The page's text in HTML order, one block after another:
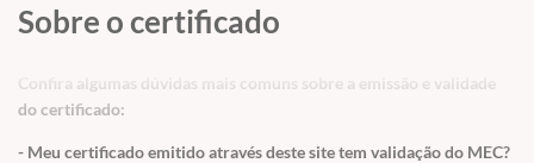
Sobre o certificado
Confira algumas dúvidas mais comuns sobre a emissão e validade
do certificado:
- Meu certificado emitido através deste site tem validação do MEC?